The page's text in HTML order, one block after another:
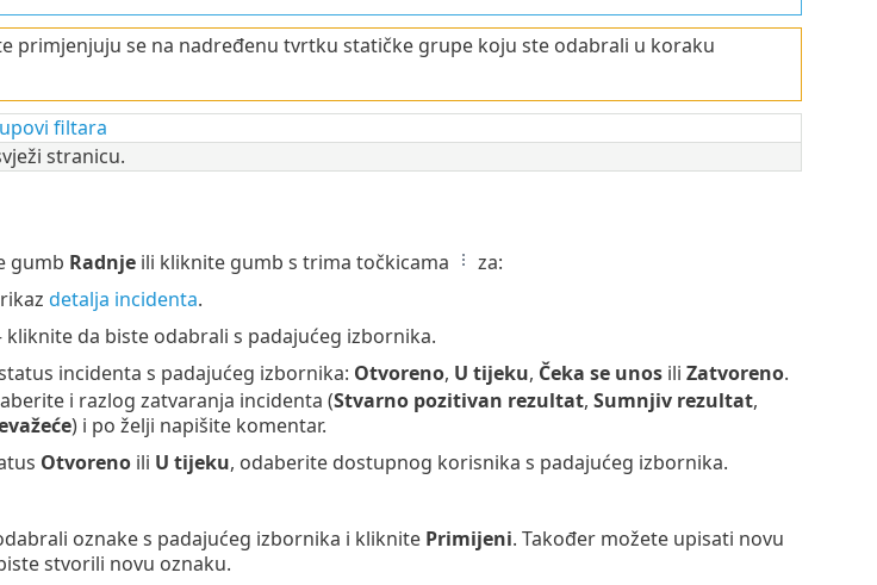
primjenjuju se na nadređenu tvrtku statičke grupe koju ste odabrali u koraku
filtara
stranicu.
gumb Radnjeili kliknite gumb s trima točkicama za:
detalja incidenta.
kliknite da biste odabrali s padajućeg izbornika.
incidenta s padajućeg izbornika: Otvoreno, U tijeku, Čeka se unosili Zatvoreno.
i razlog zatvaranja incidenta (Stvarno pozitivan rezultat, Sumnjiv rezultat,
) i po želji napišite komentar.
Otvorenoili U tijeku, odaberite dostupnog korisnika s padajućeg izbornika.
oznake s padajućeg izbornika i kliknite Primijeni. Također možete upisati novu
stvorili novu oznaku.